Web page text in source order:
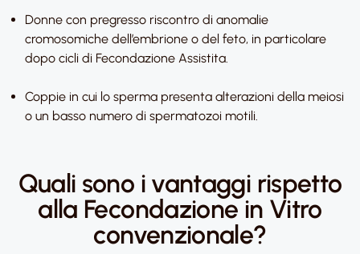
Donne con pregresso riscontro di anomalie
cromosomiche dell’embrione o del feto, in particolare
dopo cicli di Fecondazione Assistita.
Coppie in cui lo sperma presenta alterazioni della meiosi
o un basso numero di spermatozoi motili.
Quali sono i vantaggi rispetto
alla Fecondazione in Vitro
convenzionale?